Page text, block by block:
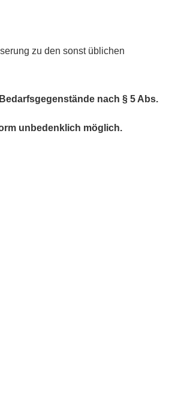
zu den sonst üblichen
nach § 5 Abs.
unbedenklich möglich.